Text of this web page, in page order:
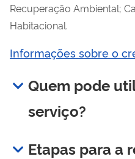
Recuperação Ambiental;
Habitacional.
Informações sobre o
Quem pode
serviço?
Etapas para a